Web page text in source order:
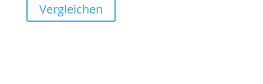
22Z
STAHL
Vergleichen